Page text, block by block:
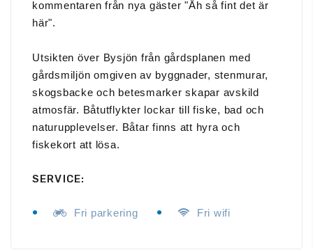
kommentaren från nya gäster "Åh så fint det är
här".
Utsikten över Bysjön från gårdsplanen med
gårdsmiljön omgiven av byggnader, stenmurar,
skogsbacke och betesmarker skapar avskild
atmosfär. Båtutflykter lockar till fiske, bad och
naturupplevelser. Båtar finns att hyra och
fiskekort att lösa.
SERVICE:
Fri parkering Fri wifi